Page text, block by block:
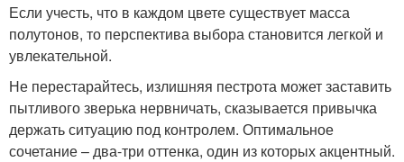
Если учесть, что в каждом цвете существует масса
полутонов, то перспектива выбора становится легкой и
увлекательной.
Не перестарайтесь, излишняя пестрота может заставить
пытливого зверька нервничать, сказывается привычка
держать ситуацию под контролем. Оптимальное
сочетание – два-три оттенка, один из которых акцентный.